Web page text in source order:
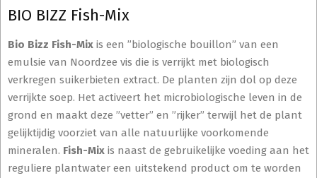
BIO BIZZ Fish-Mix
Bio Bizz Fish-Mix is een ”biologische bouillon” van een
emulsie van Noordzee vis die is verrijkt met biologisch
verkregen suikerbieten extract. De planten zijn dol op deze
verrijkte soep. Het activeert het microbiologische leven in de
grond en maakt deze ”vetter” en ”rijker” terwijl het de plant
gelijktijdig voorziet van alle natuurlijke voorkomende
mineralen. Fish-Mix is naast de gebruikelijke voeding aan het
reguliere plantwater een uitstekend product om te worden